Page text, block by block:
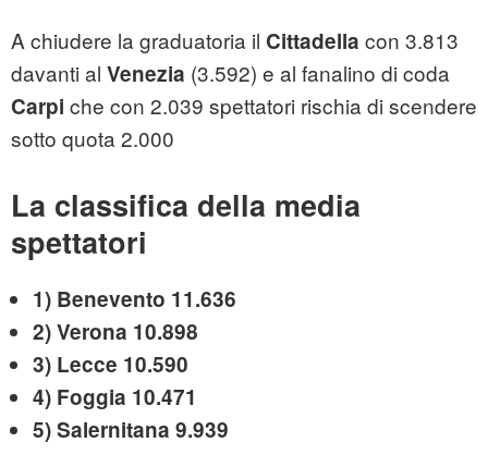
A chiudere la graduatoria il Cittadella con 3.813
davanti al Venezia (3.592) e al fanalino di coda
Carpi che con 2.039 spettatori rischia di scendere
sotto quota 2.000
La classifica della media
spettatori
1) Benevento 11.636
2) Verona 10.898
3) Lecce 10.590
4) Foggia 10.471
5) Salernitana 9.939